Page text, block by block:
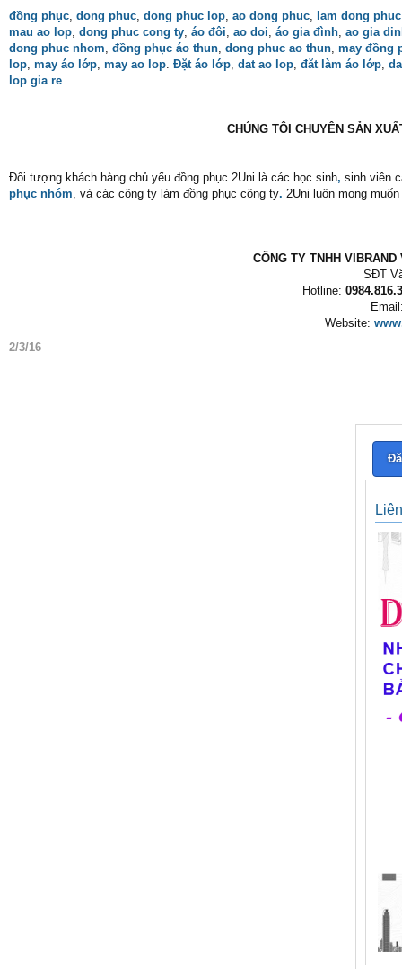
đồng phục, dong phuc, dong phuc lop, ao dong phuc, lam dong phuc
mau ao lop, dong phuc cong ty, áo đôi, ao doi, áo gia đình, ao gia
dong phuc nhom, đồng phục áo thun, dong phuc ao thun, may đồng
lop, may áo lớp, may ao lop. Đặt áo lớp, dat ao lop, đăt làm áo lớp,
lop gia re.
CHÚNG TÔI CHUYÊN SẢN
Đối tượng khách hàng chủ yếu đồng phục 2Uni là các học sinh, sinh viên
phục nhóm, và các công ty làm đồng phục công ty. 2Uni luôn mong
CÔNG TY TNHH
SĐT
Hotline:
Website:
2/3/16